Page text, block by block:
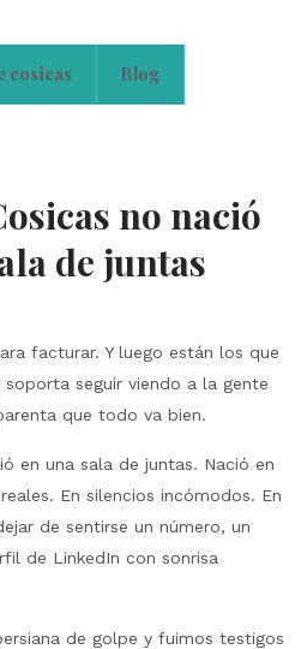
cosicas Blog
no nació
de juntas
facturar. Y luego están los que
seguir viendo a la gente
que todo va bien.
en una sala de juntas. Nació en
En silencios incómodos. En
de sentirse un número, un
de LinkedIn con sonrisa
de golpe y fuimos testigos